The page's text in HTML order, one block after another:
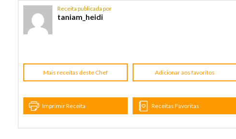
Receita publicada por
taniam_heidi
Mais receitas deste Chef Adicionar aos favoritos
Imprimir Receita Receitas Favoritas